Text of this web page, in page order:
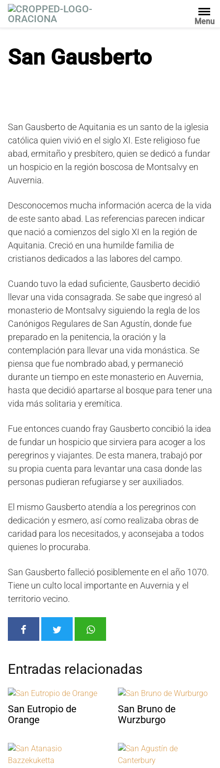
l
Menu
San Gausberto
San Gausberto de Aquitania es un santo de la iglesia
católica quien vivió en el siglo XI. Este religioso fue
abad, ermitaño y presbítero, quien se dedicó a fundar
un hospicio en la región boscosa de Montsalvy en
Auvernia.
Desconocemos mucha información acerca de la vida
de este santo abad. Las referencias parecen indicar
que nació a comienzos del siglo XI en la región de
Aquitania. Creció en una humilde familia de
cristianos dedicados a las labores del campo.
Cuando tuvo la edad suficiente, Gausberto decidió
llevar una vida consagrada. Se sabe que ingresó al
monasterio de Montsalvy siguiendo la regla de los
Canónigos Regulares de San Agustín, donde fue
preparado en la penitencia, la oración y la
contemplación para llevar una vida monástica. Se
piensa que fue nombrado abad, y permaneció
durante un tiempo en este monasterio en Auvernia,
hasta que decidió apartarse al bosque para tener una
vida más solitaria y eremítica.
Fue entonces cuando fray Gausberto concibió la idea
de fundar un hospicio que sirviera para acoger a los
peregrinos y viajantes. De esta manera, trabajó por
su propia cuenta para levantar una casa donde las
personas pudieran refugiarse y ser auxiliados.
El mismo Gausberto atendía a los peregrinos con
dedicación y esmero, así como realizaba obras de
caridad para los necesitados, y aconsejaba a todos
quienes lo procuraba.
San Gausberto falleció posiblemente en el año 1070.
Tiene un culto local importante en Auvernia y el
territorio vecino.
Entradas relacionadas
San Eutropio de
Orange
San Bruno de
Wurzburgo